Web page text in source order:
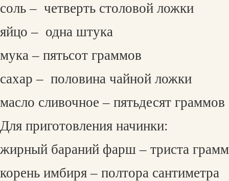
соль – четверть столовой ложки
яйцо – одна штука
мука – пятьсот граммов
сахар – половина чайной ложки
масло сливочное – пятьдесят граммов
Для приготовления начинки:
жирный бараний фарш – триста
корень имбиря – полтора сантиметра